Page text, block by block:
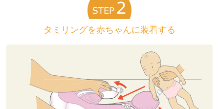
タミリングを赤ちゃんに装着する